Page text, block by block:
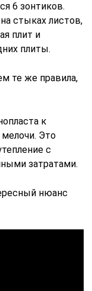
6 зонтиков.
стыках листов,
плит и
плиты.
те же правила,
к
Это
с
затратами.
нюанс